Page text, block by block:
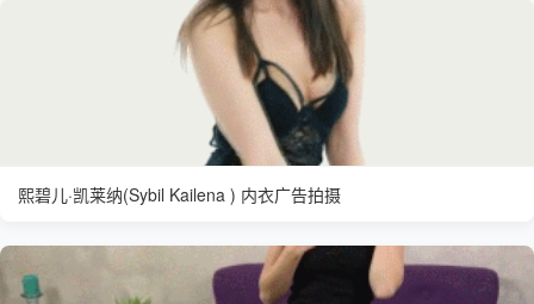
熙碧儿·凯莱纳(Sybil Kailena ) 内衣广告拍摄